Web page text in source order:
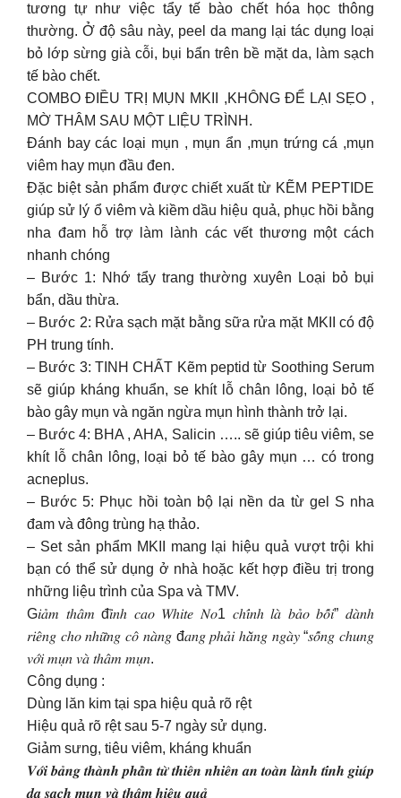
tương tự như việc tẩy tế bào chết hóa học thông
thường. Ở độ sâu này, peel da mang lại tác dụng loại
bỏ lớp sừng già cỗi, bụi bẩn trên bề mặt da, làm sạch
tế bào chết.
COMBO ĐIỀU TRỊ MỤN MKII ,KHÔNG ĐỂ LẠI SẸO ,
MỜ THÂM SAU MỘT LIỆU TRÌNH.
Đánh bay các loại mụn , mụn ẩn ,mụn trứng cá ,mụn
viêm hay mụn đầu đen.
Đặc biệt sản phẩm được chiết xuất từ KẼM PEPTIDE
giúp sử lý ổ viêm và kiềm dầu hiệu quả, phục hồi bằng
nha đam hỗ trợ làm lành các vết thương một cách
nhanh chóng
– Bước 1: Nhớ tẩy trang thường xuyên Loại bỏ bụi
bẩn, dầu thừa.
– Bước 2: Rửa sạch mặt bằng sữa rửa mặt MKII có độ
PH trung tính.
– Bước 3: TINH CHẤT Kẽm peptid từ Soothing Serum
sẽ giúp kháng khuẩn, se khít lỗ chân lông, loại bỏ tế
bào gây mụn và ngăn ngừa mụn hình thành trở lại.
– Bước 4: BHA , AHA, Salicin ….. sẽ giúp tiêu viêm, se
khít lỗ chân lông, loại bỏ tế bào gây mụn … có trong
acneplus.
– Bước 5: Phục hồi toàn bộ lại nền da từ gel S nha
đam và đông trùng hạ thảo.
– Set sản phẩm MKII mang lại hiệu quả vượt trội khi
bạn có thể sử dụng ở nhà hoặc kết hợp điều trị trong
những liệu trình của Spa và TMV.
G𝑖𝑎̉𝑚 𝑡ℎ𝑎̂𝑚 đ𝑖̉𝑛ℎ 𝑐𝑎𝑜 𝑊ℎ𝑖𝑡𝑒 𝑁𝑜1 𝑐ℎ𝑖́𝑛ℎ 𝑙𝑎̀ 𝑏𝑎̉𝑜 𝑏𝑜̂́𝑖” 𝑑𝑎̀𝑛ℎ
𝑟𝑖𝑒̂𝑛𝑔 𝑐ℎ𝑜 𝑛ℎ𝑢̛̃𝑛𝑔 𝑐𝑜̂ 𝑛𝑎̀𝑛𝑔 đ𝑎𝑛𝑔 𝑝ℎ𝑎̉𝑖 ℎ𝑎̆̀𝑛𝑔 𝑛𝑔𝑎̀𝑦 “𝑠𝑜̂́𝑛𝑔 𝑐ℎ𝑢𝑛𝑔
𝑣𝑜̛́𝑖 𝑚𝑢̣𝑛 𝑣𝑎̀ 𝑡ℎ𝑎̂𝑚 𝑚𝑢̣𝑛.
Công dụng :
Dùng lăn kim tại spa hiệu quả rõ rệt
Hiệu quả rõ rệt sau 5-7 ngày sử dụng.
Giảm sưng, tiêu viêm, kháng khuẩn
𝑽𝒐̛́𝒊 𝒃𝒂̉𝒏𝒈 𝒕𝒉𝒂̀𝒏𝒉 𝒑𝒉𝒂̂̀𝒏 𝒕𝒖̛̀ 𝒕𝒉𝒊𝒆̂𝒏 𝒏𝒉𝒊𝒆̂𝒏 𝒂𝒏 𝒕𝒐𝒂̀𝒏 𝒍𝒂̀𝒏𝒉 𝒕𝒊́𝒏𝒉 𝒈𝒊𝒖́𝒑
𝒅𝒂 𝒔𝒂̣𝒄𝒉 𝒎𝒖̣𝒏 𝒗𝒂̀ 𝒕𝒉𝒂̂𝒎 𝒉𝒊𝒆̣̂𝒖 𝒒𝒖𝒂̉